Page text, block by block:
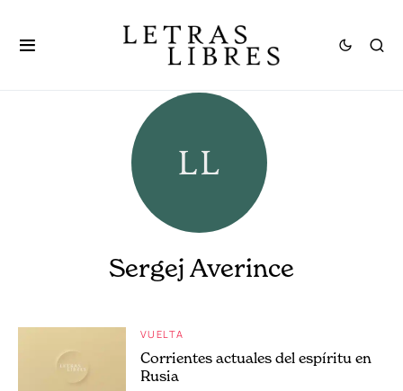
Sergej Averince
VUELTA
Corrientes actuales del espíritu en
Rusia